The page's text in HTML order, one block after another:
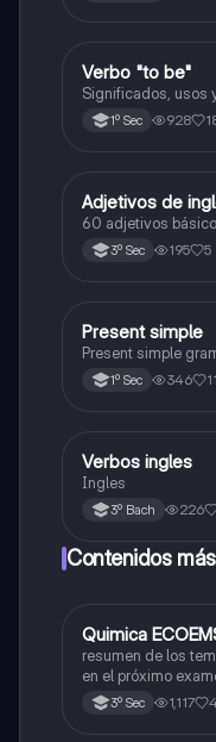
Inglés
Verbo "to be"
Significados, usos
1º Sec 928
Inglés
Adjetivos de
60 adjetivos
3º Sec 195 5
Inglés
Present simple
Present simple
1º Sec 346 11
Inglés
Verbos ingles
Ingles
3º Bach 226
Contenidos
Química
Quimica
resumen de los
en el próximo
zona3º Sec 1,117